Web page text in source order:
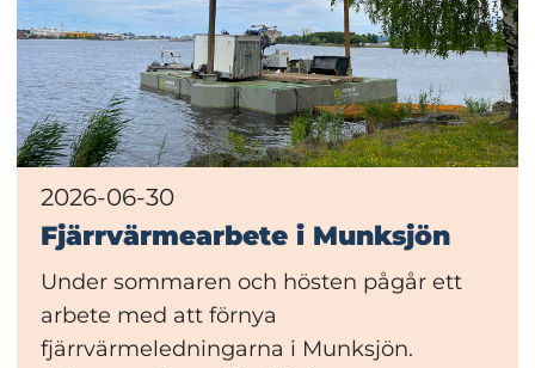
2026-06-30
Fjärrvärmearbete i Munksjön
Under sommaren och hösten pågår ett
arbete med att förnya
fjärrvärmeledningarna i Munksjön.